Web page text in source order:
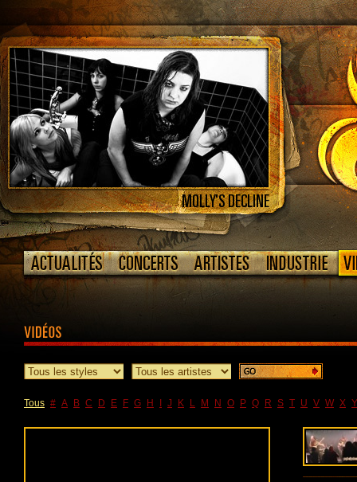
Tous # A B C D E F G H J K L M N O P Q R S T U V W X Y